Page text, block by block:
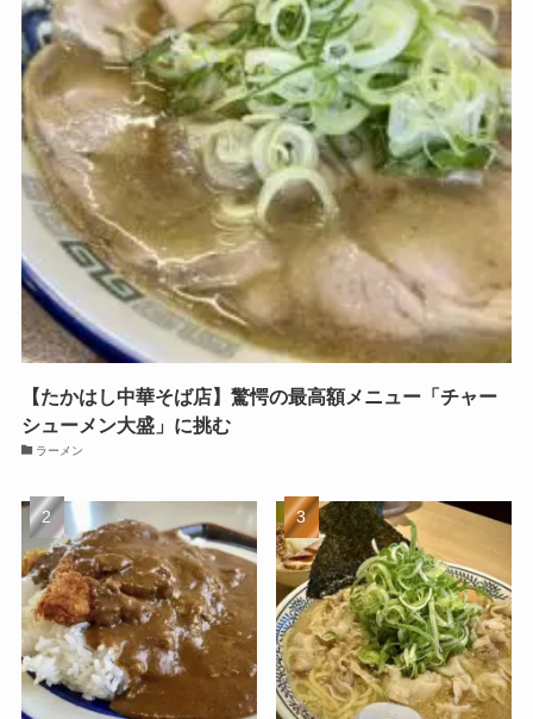
【たかはし中華そば店】驚愕の最高額メニュー「チャー
シューメン大盛」に挑む
ラーメン